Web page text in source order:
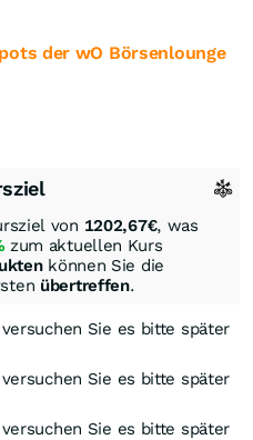
der wO Börsenlounge
von 1202,67€, was
zum aktuellen Kurs
können Sie die
übertreffen.
Sie es bitte später
Sie es bitte später
Sie es bitte später